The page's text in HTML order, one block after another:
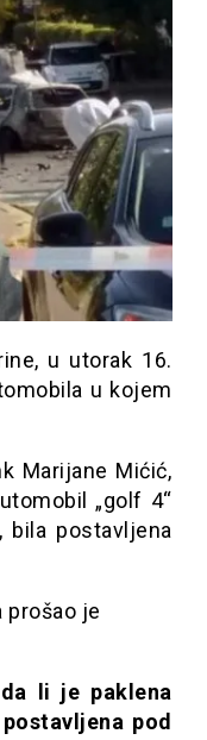
u utorak 16.
u kojem
Marijane Mićić,
„golf 4“
bila postavljena
prošao je
li je paklena
pod